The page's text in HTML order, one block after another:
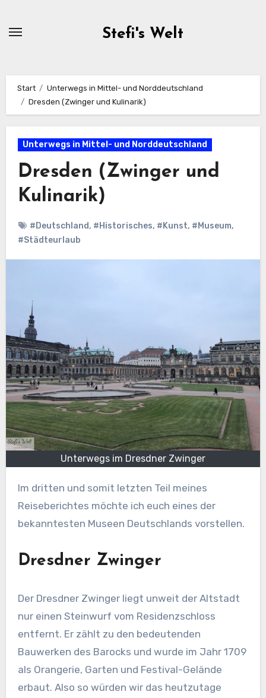
Stefi's Welt
Start
Unterwegs in Mittel- und Norddeutschland
Dresden (Zwinger und Kulinarik)
Unterwegs in Mittel- und Norddeutschland
Dresden (Zwinger und
Kulinarik)
#Deutschland, #Historisches, #Kunst, #Museum,
#Städteurlaub
Unterwegs im Dresdner Zwinger
Im dritten und somit letzten Teil meines
Reiseberichtes möchte ich euch eines der
bekanntesten Museen Deutschlands vorstellen.
Dresdner Zwinger
Der Dresdner Zwinger liegt unweit der Altstadt
nur einen Steinwurf vom Residenzschloss
entfernt. Er zählt zu den bedeutenden
Bauwerken des Barocks und wurde im Jahr 1709
als Orangerie, Garten und Festival-Gelände
erbaut. Also so würden wir das heutzutage